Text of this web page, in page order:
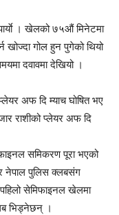
। खेलको ७५औं मिनेटमा
खोज्दा गोल हुन पुगेको थियो
दवावमा देखियो ।
अफ दि म्याच घोषित भए
राशीको प्लेयर अफ दि
समिकरण पूरा भएको
नेपाल पुलिस क्लबसंग
सेमिफाइनल खेलमा
भिड्नेछन् ।